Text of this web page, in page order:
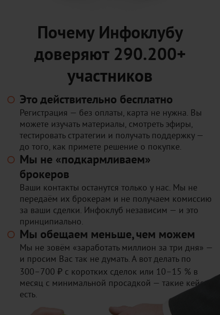
Почему Инфоклубу
доверяют 290.200+
участников
Это действительно бесплатно
Регистрация — без оплаты, карта не нужна. Вы
можете изучать материалы, смотреть эфиры,
тестировать стратегии и получать поддержку —
до того, как примете решение о покупке.
Мы не «подкармливаем»
брокеров
Ваши контакты останутся только у нас. Мы не
передаём их брокерам и не получаем комиссию
за ваши сделки. Инфоклуб независим — и это
принципиально.
Мы обещаем меньше, чем можем
Мы не зовём «заработать миллион за три дня» —
и просим Вас так не думать. А вот делать по
300–700 ₽ с коротких сделок или 10–15 % в
месяц с минимальной просадкой — такие кейсы
есть.